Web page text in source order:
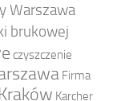
Warszawa
brukowej
czyszczenie
Firma
Karcher